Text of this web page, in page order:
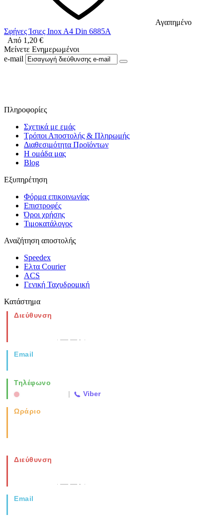
Αγαπημένο
Σφήνες Ίσιες Inox A4 Din 6885A
Από 1,20 €
Μείνετε Ενημερωμένοι
e-mail
Πληροφορίες
Σχετικά με εμάς
Τρόποι Αποστολής & Πληρωμής
Διαθεσιμότητα Προϊόντων
Η ομάδα μας
Blog
Εξυπηρέτηση
Φόρμα επικοινωνίας
Επιστροφές
Όροι χρήσης
Τιμοκατάλογος
Αναζήτηση αποστολής
Speedex
Ελτα Courier
ACS
Γενική Ταχυδρομική
Κατάστημα
Διεύθυνση
Email
Τηλέφωνο
| Viber
Ωράριο
Διεύθυνση
Email